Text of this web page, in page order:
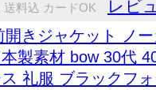
送料込 カードOK レビ
開きジャケット ノ
製素材 bow 30代
礼服 ブラックフ